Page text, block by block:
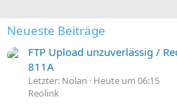
Neueste Beiträge
FTP Upload unzuverlässig /
811A
Letzter: Nolan
Heute um 06:15
Reolink